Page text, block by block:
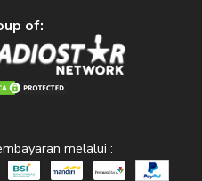
of:
melalui :